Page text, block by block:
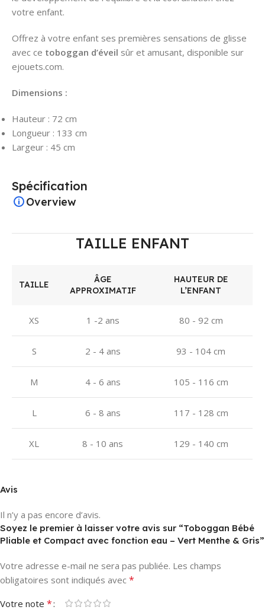
votre enfant.
Offrez à votre enfant ses premières sensations de glisse
avec ce toboggan d’éveil sûr et amusant, disponible sur
ejouets.com.
Dimensions :
Hauteur : 72 cm
Longueur : 133 cm
Largeur : 45 cm
Spécification
Overview
TAILLE ENFANT
TAILLE
ÂGE
APPROXIMATIF
HAUTEUR DE
L’ENFANT
XS 1 -2 ans 80 - 92 cm
S 2 - 4 ans 93 - 104 cm
M 4 - 6 ans 105 - 116 cm
L 6 - 8 ans 117 - 128 cm
XL 8 - 10 ans 129 - 140 cm
Avis
Il n’y a pas encore d’avis.
Soyez le premier à laisser votre avis sur “Toboggan Bébé
Pliable et Compact avec fonction eau – Vert Menthe & Gris”
Votre adresse e-mail ne sera pas publiée. Les champs
obligatoires sont indiqués avec *
Votre note *